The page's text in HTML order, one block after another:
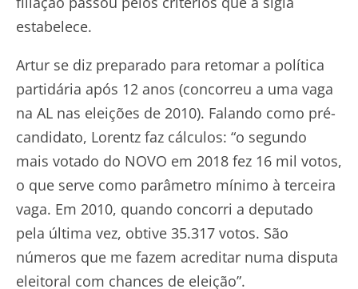
estabelece.
Artur se diz preparado para retomar a política
partidária após 12 anos (concorreu a uma vaga
na AL nas eleições de 2010). Falando como pré-
candidato, Lorentz faz cálculos: “o segundo
mais votado do NOVO em 2018 fez 16 mil votos,
o que serve como parâmetro mínimo à terceira
vaga. Em 2010, quando concorri a deputado
pela última vez, obtive 35.317 votos. São
números que me fazem acreditar numa disputa
eleitoral com chances de eleição”.